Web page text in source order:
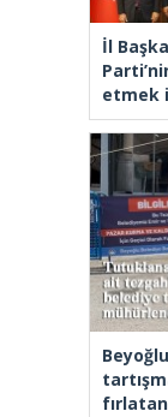
İl
etmek